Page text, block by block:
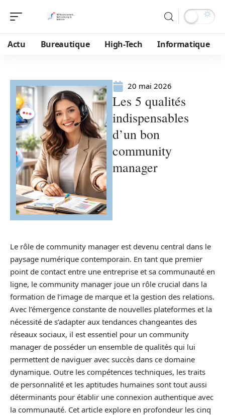
Actu Bureautique High-Tech Informatique
20 mai 2026
Les 5 qualités
indispensables
d’un bon
community
manager
Le rôle de community manager est devenu central dans le
paysage numérique contemporain. En tant que premier
point de contact entre une entreprise et sa communauté en
ligne, le community manager joue un rôle crucial dans la
formation de l’image de marque et la gestion des relations.
Avec l’émergence constante de nouvelles plateformes et la
nécessité de s’adapter aux tendances changeantes des
réseaux sociaux, il est essentiel pour un community
manager de posséder un ensemble de qualités qui lui
permettent de naviguer avec succès dans ce domaine
dynamique. Outre les compétences techniques, les traits
de personnalité et les aptitudes humaines sont tout aussi
déterminants pour établir une connexion authentique avec
la communauté. Cet article explore en profondeur les cinq